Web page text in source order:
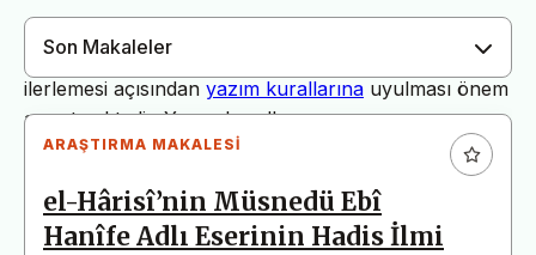
Dergimiz yayın süreçlerinin daha hızlı ve sağlıklı
ilerlemesi açısından yazım kurallarına uyulması önem
arz etmektedir. Yazım kurallarına uymayan
başvurular değerlendirme aşamasına alınmadan iade
edilecektir. Bu nedenle çalışmalarınızı yüklemeden
önce çalışmanızın yazım kurallarına uygun olarak
düzenlendiğinden emin olunuz.
Son Makaleler
ARAŞTIRMA MAKALESI
el-Hârisî’nin Müsnedü Ebî
Hanîfe Adlı Eserinin Hadis İlmi